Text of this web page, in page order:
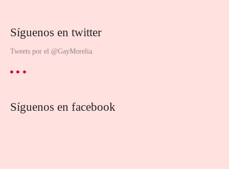
Síguenos en twitter
Tweets por el @GayMorelia.
Síguenos en facebook